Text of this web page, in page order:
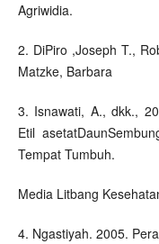
Agriwidia.
2. DiPiro ,Joseph T.,
Matzke, Barbara
3. Isnawati, A., dkk.,
Etil
Tempat Tumbuh.
Media Litbang
4. Ngastiyah. 2005.